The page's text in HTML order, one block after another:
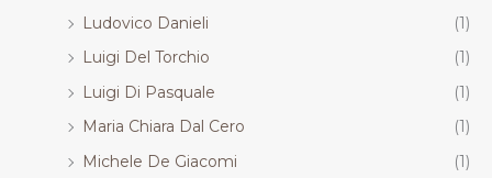
Ludovico Danieli
(1)
Luigi Del Torchio
(1)
Luigi Di Pasquale
(1)
Maria Chiara Dal Cero
(1)
Michele De Giacomi
(1)